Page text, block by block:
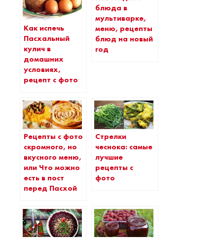
Как испечь
Пасхальный
кулич в
домашних
условиях,
рецепт с фото
блюда в
мультиварке,
меню, рецепты
блюд на новый
год
Рецепты с фото
скромного, но
вкусного меню,
или Что можно
есть в пост
перед Пасхой
Стрелки
чеснока: самые
лучшие
рецепты с
фото